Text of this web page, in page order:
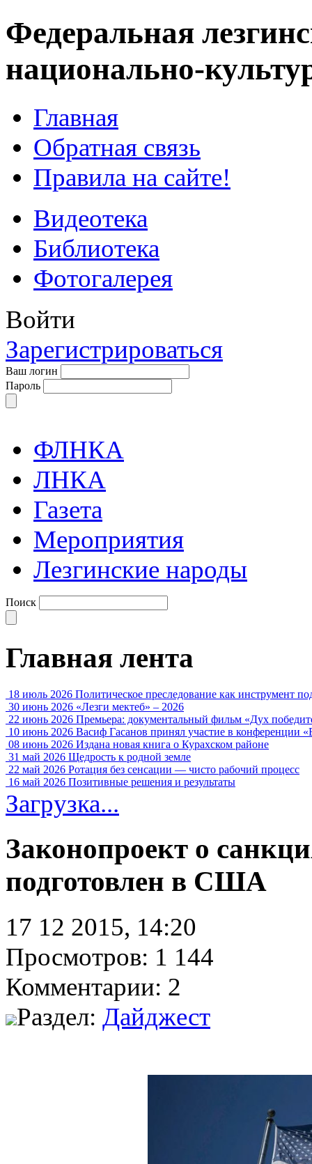
Федеральная
национально-
Главная
Обратная связь
Правила на сайте!
Видеотека
Библиотека
Фотогалерея
Войти
Зарегистрироваться
Ваш логин
Пароль
ФЛНКА
ЛНКА
Газета
Мероприятия
Лезгинские народы
Поиск
Главная лента
18 июль 2026 Политическое преследование как инструмент
30 июнь 2026 «Лезги мектеб» – 2026
22 июнь 2026 Премьера: документальный фильм «Дух
10 июнь 2026 Васиф Гасанов принял участие в конференции
08 июнь 2026 Издана новая книга о Курахском районе
31 май 2026 Щедрость к родной земле
22 май 2026 Ротация без сенсации — чисто рабочий процесс
16 май 2026 Позитивные решения и результаты
Загрузка...
Законопроект о
подготовлен в США
17 12 2015, 14:20
Просмотров: 1 144
Комментарии: 2
Раздел: Дайджест